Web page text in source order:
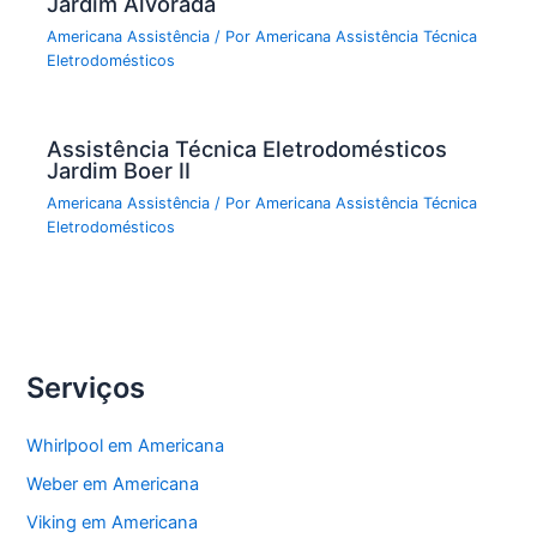
Americana Assistência / PorAmericana Assistência Técnica
Eletrodomésticos
Assistência Técnica Eletrodomésticos
Jardim Boer II
Americana Assistência / PorAmericana Assistência Técnica
Eletrodomésticos
Serviços
Whirlpool em Americana
Weber em Americana
Viking em Americana